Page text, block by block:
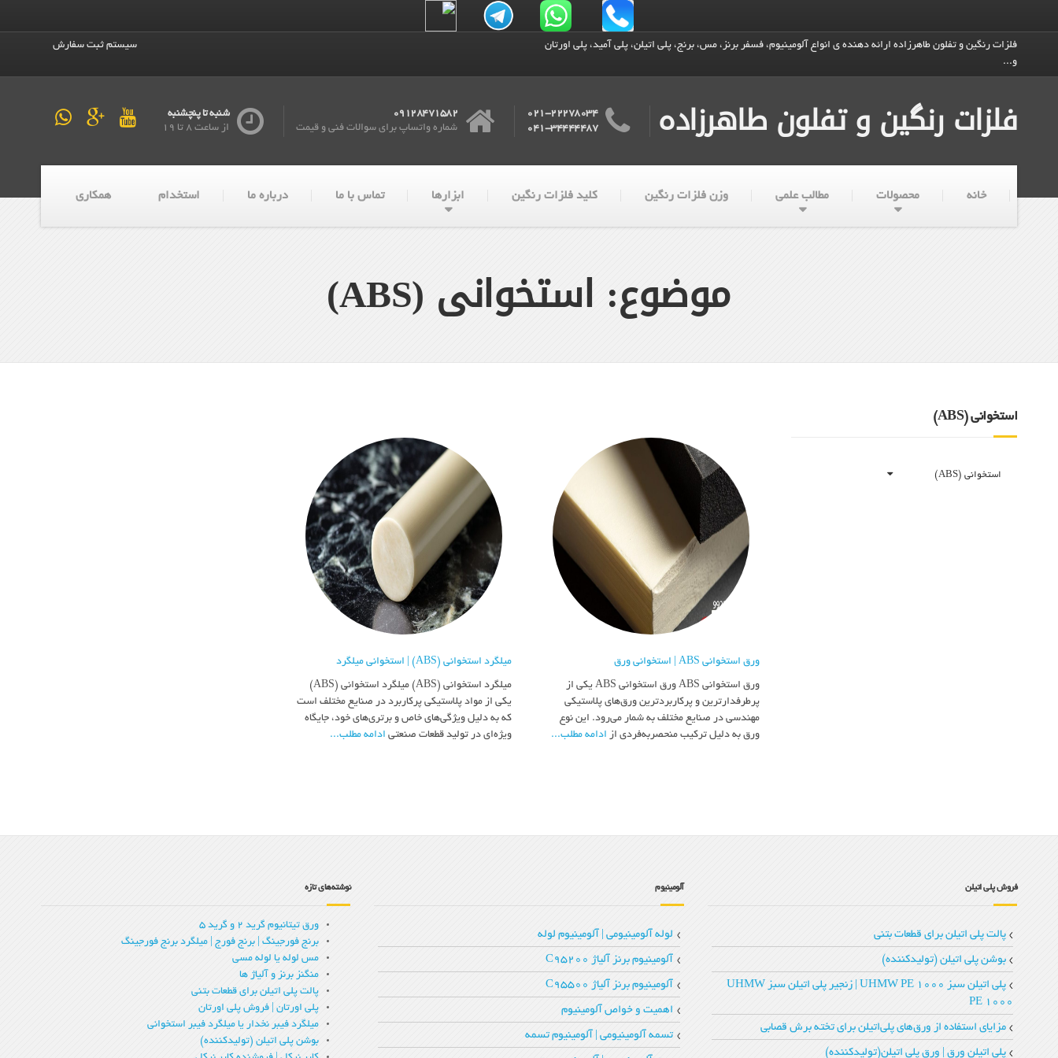
فلزات رنگین و تفلون طاهرزاده ارائه دهنده ی انواع آلومینیوم، فسفر برنز، مس، برنج، پلی اتیلن، پلی آمید، پلی اورتان
و...
سیستم ثبت سفارش
فلزات رنگین و تفلون طاهرزاده
021-22278034
041-34444487
09128471582
شماره واتساپ برای سوالات فنی و قیمت
شنبه تا پنچشنبه
از ساعت 8 تا 19
خانه محصولات مطالب علمی وزن فلزات رنگین کلید فلزات رنگین ابزارها تماس با ما درباره ما استخدام همکاری
موضوع: استخوانی (ABS)
ورق استخوانی ABS | استخوانی ورق
ورق استخوانی ABS ورق استخوانی ABS یکی از
پرطرفدارترین و پرکاربردترین ورق‌های پلاستیکی
مهندسی در صنایع مختلف به شمار می‌رود. این نوع
ورق به دلیل ترکیب منحصربه‌فردی از ادامه مطلب...
میلگرد استخوانی (ABS) | استخوانی میلگرد
میلگرد استخوانی (ABS) میلگرد استخوانی (ABS)
یکی از مواد پلاستیکی پرکاربرد در صنایع مختلف است
که به دلیل ویژگی‌های خاص و برتری‌های خود، جایگاه
ویژه‌ای در تولید قطعات صنعتی ادامه مطلب...
استخوانی (ABS)
استخوانی (ABS)
فروش پلی اتیلن
پالت پلی اتیلن برای قطعات بتنی
بوشن پلی اتیلن (تولیدکننده)
پلی اتیلن سبز UHMW PE 1000 | زنجیر پلی‌ اتیلن سبز UHMW
PE 1000
مزایای استفاده از ورق‌های پلی‌اتیلن برای تخته‌ برش قصابی
پلی اتیلن ورق | ورق پلی اتیلن(تولیدکننده)
آلومینیوم
لوله آلومینیومی | آلومینیوم لوله
آلومینیوم برنز آلیاژ C95200
آلومینیوم برنز آلیاژ C95500
اهمیت و خواص آلومینیوم
تسمه آلومینیومی | آلومینیوم تسمه
نوشته‌های تازه
ورق تیتانیوم گرید 2 و گرید 5
برنج فورجینگ | برنج فورج | میلگرد برنج فورجینگ
مس لوله یا لوله مسی
منگنز برنز و آلیاژ ها
پالت پلی اتیلن برای قطعات بتنی
پلی اورتان | فروش پلی اورتان
میلگرد فیبر نخدار یا میلگرد فیبر استخوانی
بوشن پلی اتیلن (تولیدکننده)